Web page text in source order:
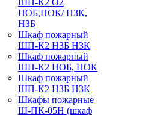
ШП-К2 О2
НОБ,НОК/ НЗК,
НЗБ
Шкаф пожарный
ШП-К2 НЗБ НЗК
Шкаф пожарный
ШП-К2 НОБ, НОК
Шкаф пожарный
ШП-К2 НЗБ НЗК
Шкафы пожарные
Ш-ПК-05Н (шкаф